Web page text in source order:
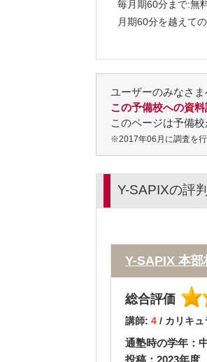
毎月期60分まで:無
月期60分を越えて
ユーザーのみなさま
この予備校への資
このページは予備
※2017年06月に調査を行
Y-SAPIXの評
Y-SAPIX 本部
総合評価
講師: 4 / カリキュ
通塾時の学年：
投稿：2023年度